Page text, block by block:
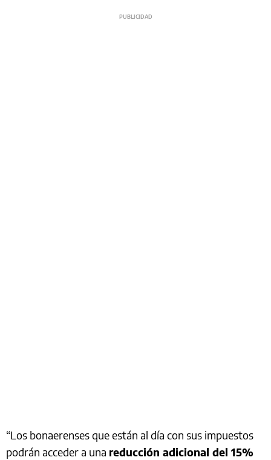
“Los bonaerenses que están al día con sus impuestos
podrán acceder a una reducción adicional del 15%